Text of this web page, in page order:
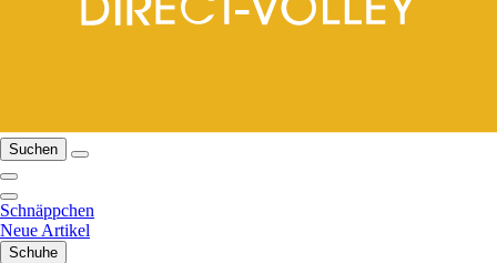
Suchen
Schnäppchen
Neue Artikel
Schuhe